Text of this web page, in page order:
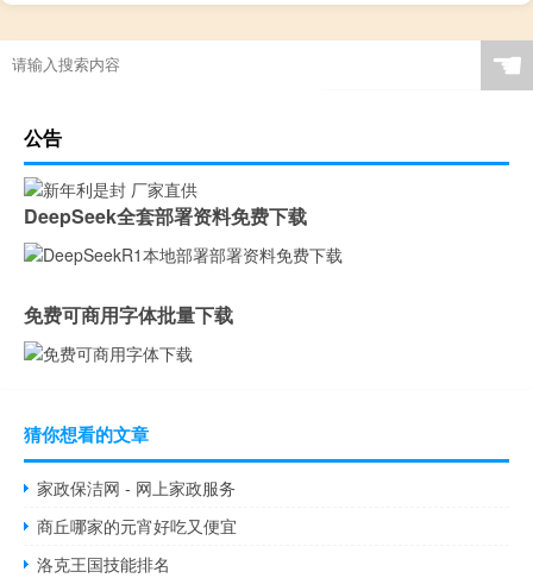
☚
公告
DeepSeek全套部署资料免费下载
免费可商用字体批量下载
猜你想看的文章
家政保洁网 - 网上家政服务
商丘哪家的元宵好吃又便宜
洛克王国技能排名